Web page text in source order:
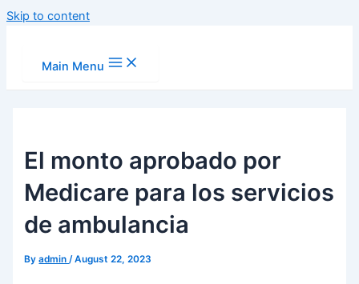
Skip to content
Main Menu
El monto aprobado por
Medicare para los servicios
de ambulancia
Byadmin/August 22, 2023